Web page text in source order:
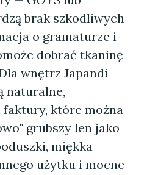
brak szkodliwych
o gramaturze i
dobrać tkaninę
wnętrz Japandi
naturalne,
które można
grubszy len jako
miękka
użytku i mocne